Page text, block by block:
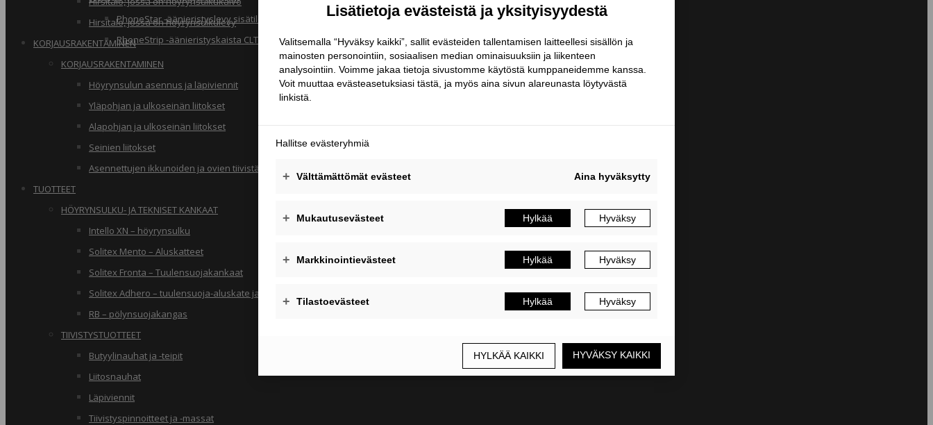
PhoneStar -äänieristyslevy sisätiloihin
PhoneStrip -äänieristyskaista CLT-rakenteille
Hirsitalo, jossa on höyrynsulkulevy
KORJAUSRAKENTAMINEN
KORJAUSRAKENTAMINEN
Höyrynsulun asennus ja läpiviennit
Yläpohjan ja ulkoseinän liitokset
Alapohjan ja ulkoseinän liitokset
Seinien liitokset
Asennettujen ikkunoiden ja ovien tiivistäminen
TUOTTEET
HÖYRYNSULKU- JA TEKNISET KANKAAT
Intello XN – höyrynsulku
Solitex Mento – Aluskatteet
Solitex Fronta – Tuulensuojakankaat
Solitex Adhero – tuulensuoja-aluskate ja rakennusaikainen sääsuoja
RB – pölynsuojakangas
TIIVISTYSTUOTTEET
Butyylinauhat ja -teipit
Liitosnauhat
Läpiviennit
Tiivistyspinnoitteet ja -massat